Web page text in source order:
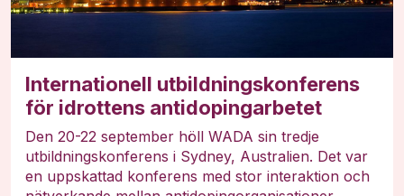
Internationell utbildningskonferens
för idrottens antidopingarbetet
Den 20-22 september höll WADA sin tredje
utbildningskonferens i Sydney, Australien. Det var
en uppskattad konferens med stor interaktion och